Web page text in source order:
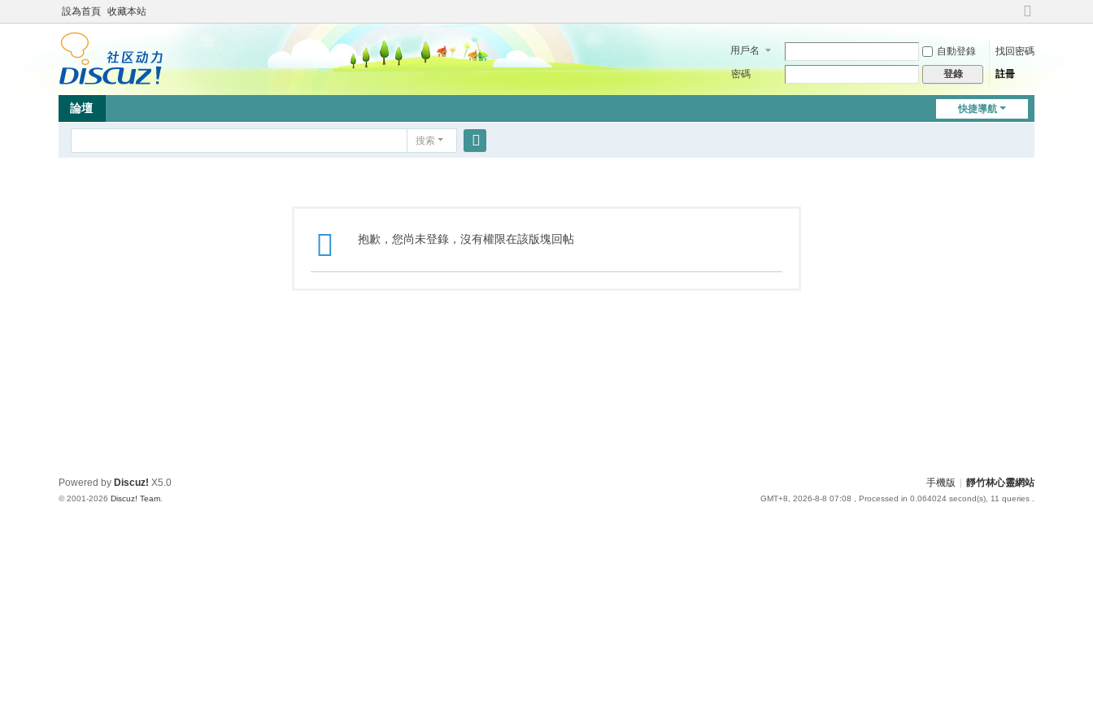
設為首頁 收藏本站
切
到
用戶名 自動登錄
找回密碼
密碼
登錄 註冊
快捷導航
論壇
搜索
抱歉，您尚未登錄，沒有權限在該版塊回帖
手機版 靜竹林心靈網站
GMT+8, 2026-8-8 07:08 , Processed in 0.064024 second(s), 11 queries .
Powered by Discuz! X5.0
© 2001-2026 Discuz! Team